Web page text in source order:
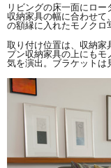
リビングの床一面にロー
収納家具の幅に合わせ
の額縁に入れたモノクロ
取り付け位置は、収納家
プン収納家具の上にも
気を演出。ブラケットは